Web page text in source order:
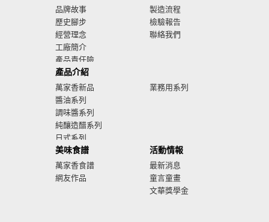
品牌故事
歷史腳步
經營理念
工廠簡介
產品責任險
廣告影音
產品介紹
萬家香新品
醬油系列
調味醬系列
純釀造醋系列
日式系列
業務用系列
美味食譜
萬家香食譜
網友作品
製造流程
檢驗報告
聯絡我們
活動情報
最新消息
童言童畫
文華獎學金